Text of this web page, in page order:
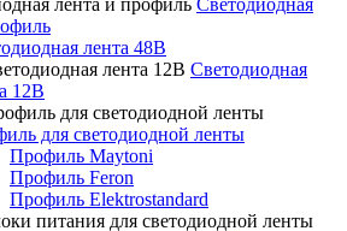
Светодиодная
лента 48В
Светодиодная
12В
для светодиодной ленты
Профиль Maytoni
Профиль Feron
Профиль Elektrostandard